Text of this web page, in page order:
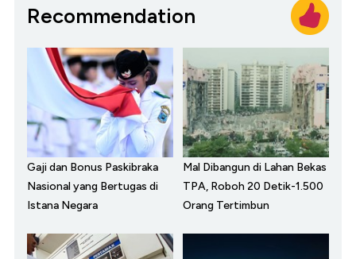
Recommendation
Gaji dan Bonus Paskibraka
Nasional yang Bertugas di
Istana Negara
Mal Dibangun di Lahan Bekas
TPA, Roboh 20 Detik-1.500
Orang Tertimbun